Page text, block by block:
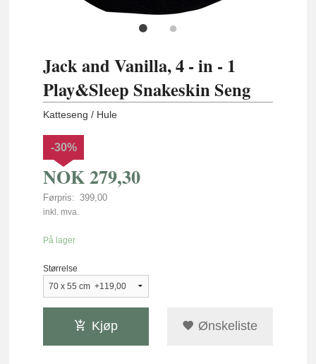
Jack and Vanilla, 4 - in - 1
Play&Sleep Snakeskin Seng
Katteseng / Hule
NOK279,30
Førpris: 399,00
Rabatt
-30%
inkl. mva.
På lager
Størrelse
Kjøp Ønskeliste